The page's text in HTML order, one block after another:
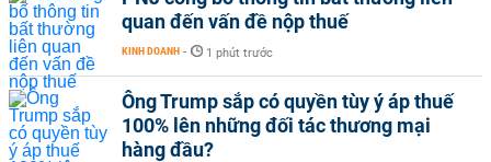
quan đến vấn đề nộp thuế
KINH DOANH - 1 phút trước
Ông Trump sắp có quyền tùy ý áp thuế
100% lên những đối tác thương mại
hàng đầu?